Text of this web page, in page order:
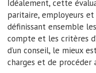
Idéalement, cette
paritaire, employeurs
définissant ensemble
compte et les critères
d’un conseil, le mieux
charges et de procéder